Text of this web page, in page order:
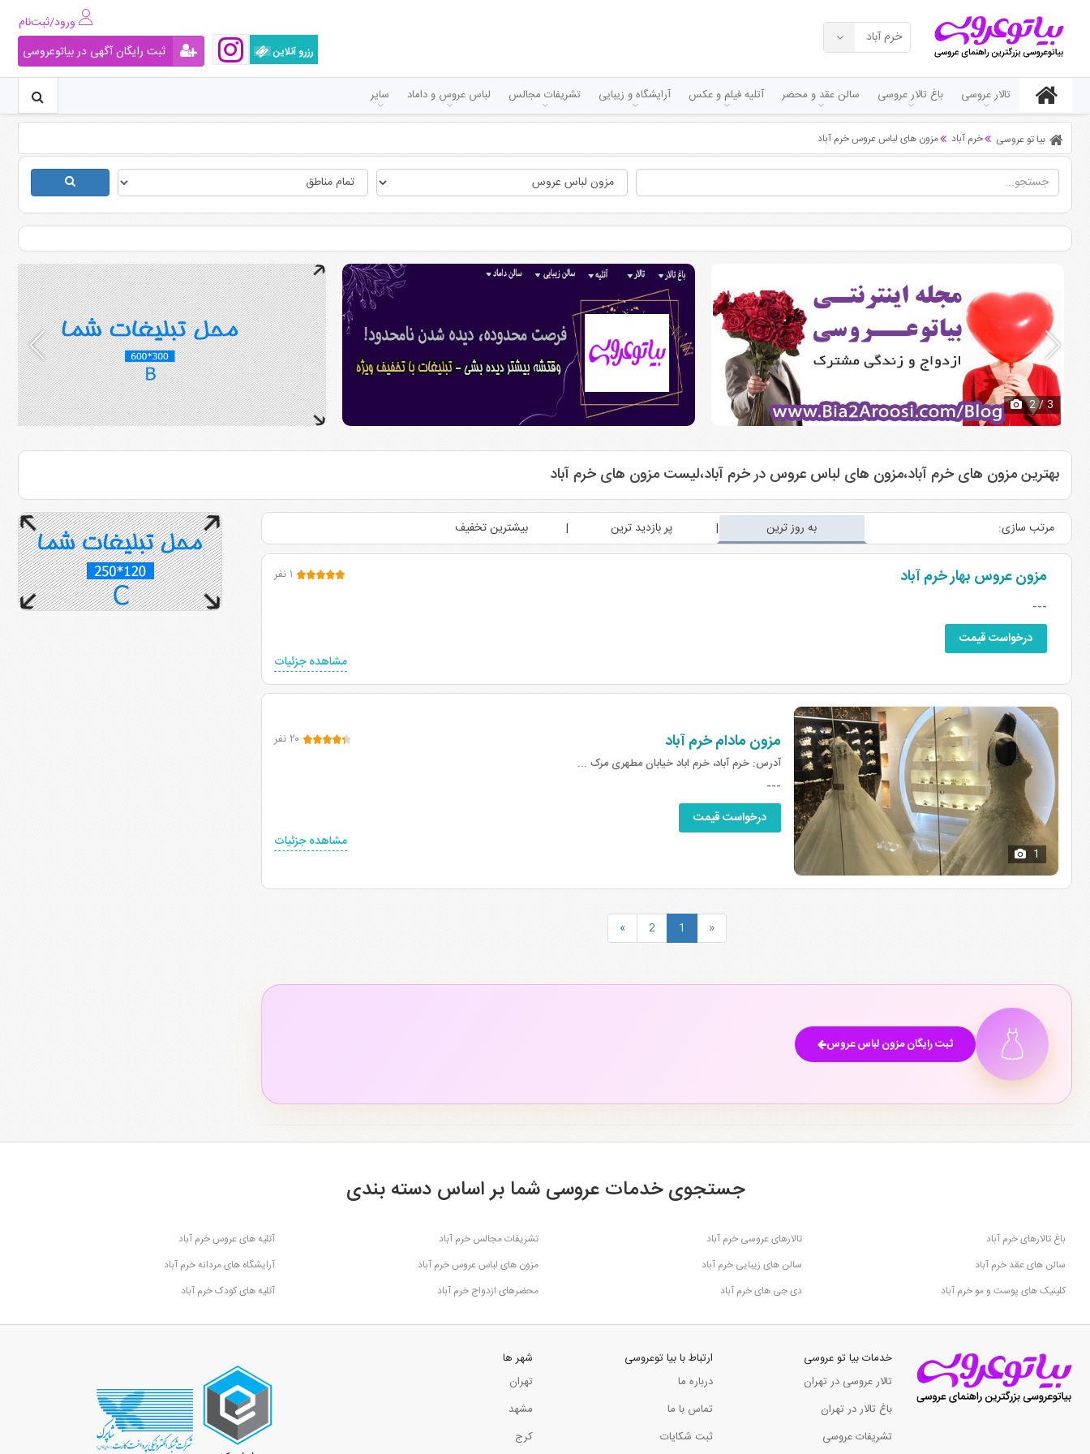
خرم آباد
رزرو آنلاین
ثبت رایگان آگهی در بیاتوعروسی
تالار عروسی باغ تالار عروسی سالن عقد و محضر آتلیه فیلم و عکس آرایشگاه و زیبایی تشریفات مجالس لباس عروس و داماد سایر
بیا تو عروسی خرم آباد مزون های لباس عروس خرم آباد
3/ 3
بهترین مزون های خرم آباد،مزون های لباس عروس در خرم آباد،لیست مزون های خرم آباد
مرتب سازی: به روز ترین پر بازدید ترین بیشترین تخفیف
مزون عروس بهار خرم آباد
۱ نفر
---
درخواست قیمت
مشاهده جزئیات
1
مزون مادام خرم آباد
۲۰ نفر
آدرس: خرم آباد، خرم اباد خیابان مطهری مرک ...
---
درخواست قیمت
مشاهده جزئیات
«
1
2
»
ثبت رایگان مزون لباس عروس
جستجوی خدمات عروسی شما بر اساس دسته بندی
باغ تالارهای خرم آباد تالارهای عروسی خرم آباد تشریفات مجالس خرم آباد
آتلیه های عروس خرم آباد
سالن های عقد خرم آباد
سالن های زیبایی خرم آباد مزون های لباس عروس خرم آباد
آرایشگاه های مردانه خرم آباد
کلینیک های پوست و مو خرم آباد
دی جی های خرم آباد محضرهای ازدواج خرم آباد آتلیه های کودک خرم آباد
خدمات بیا تو عروسی
تالار عروسی در تهران
باغ تالار در تهران
تشریفات عروسی
ارتباط با بیا توعروسی
درباره ما
تماس با ما
ثبت شکایات
شهر ها
تهران
مشهد
کرج